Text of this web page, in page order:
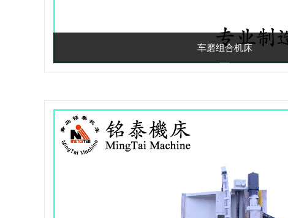
车磨组合机床